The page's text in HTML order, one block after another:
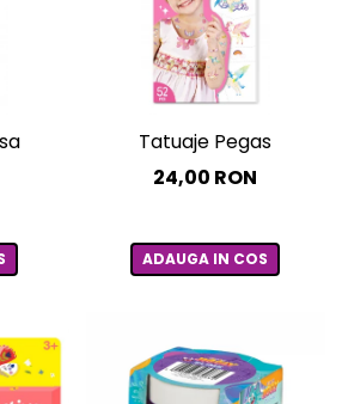
Tatuaje Pegas
24,00 RON
ADAUGA IN COS